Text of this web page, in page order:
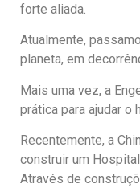
forte aliada.
Atualmente,
planeta, em
Mais uma vez, a
prática para ajudar o
Recentemente, a
construir um
Através de